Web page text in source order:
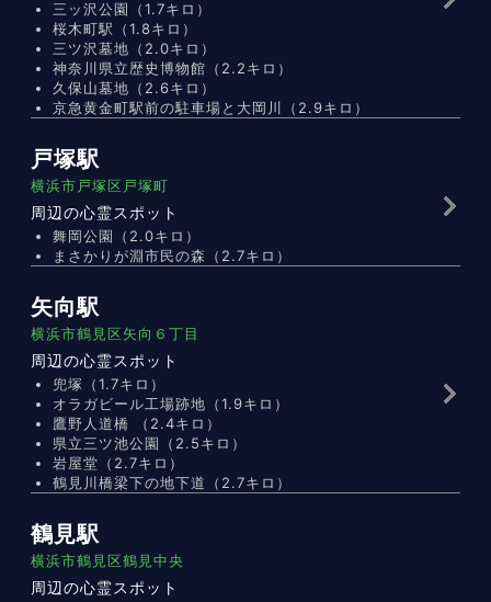
三ッ沢公園（1.7キロ）
桜木町駅（1.8キロ）
三ツ沢墓地（2.0キロ）
神奈川県立歴史博物館（2.2キロ）
久保山墓地（2.6キロ）
京急黄金町駅前の駐車場と大岡川（2.9キロ）
戸塚駅
横浜市戸塚区戸塚町
周辺の心霊スポット
舞岡公園（2.0キロ）
まさかりが淵市民の森（2.7キロ）
矢向駅
横浜市鶴見区矢向６丁目
周辺の心霊スポット
兜塚（1.7キロ）
オラガビール工場跡地（1.9キロ）
鷹野人道橋 （2.4キロ）
県立三ツ池公園（2.5キロ）
岩屋堂（2.7キロ）
鶴見川橋梁下の地下道（2.7キロ）
鶴見駅
横浜市鶴見区鶴見中央
周辺の心霊スポット